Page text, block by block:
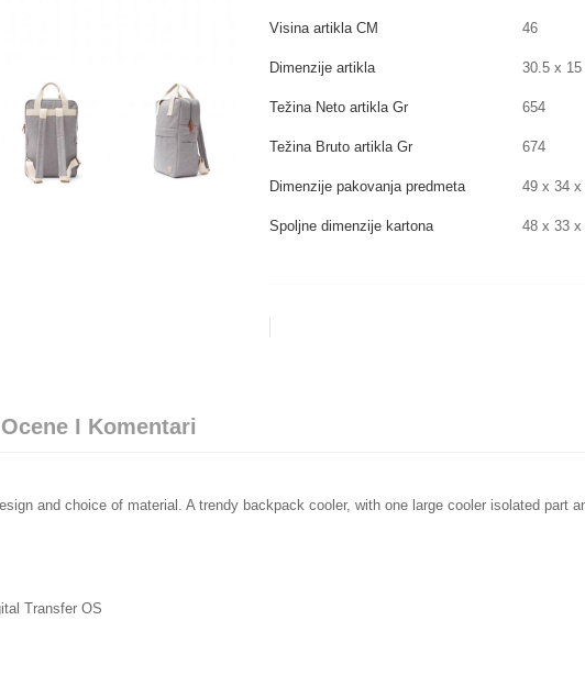
Visina artikla CM 46
Dimenzije artikla 30.5 x
Težina Neto artikla Gr 654
Težina Bruto artikla Gr 674
Dimenzije pakovanja predmeta 49 x 34 x
Spoljne dimenzije kartona 48 x 33 x
Ocene I Komentari
and choice of material. A trendy backpack cooler, with one large cooler isolated part
Transfer OS